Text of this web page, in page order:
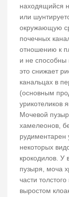
находящийся
или
окружающую
почечных
отношению к
и не способны
это снижает
канальцах в
(основным
урикотеликов
Мочевой
хамелеонов,
рудиментарен
некоторых
крокодилов. У
пузыря, моча
части
выростом